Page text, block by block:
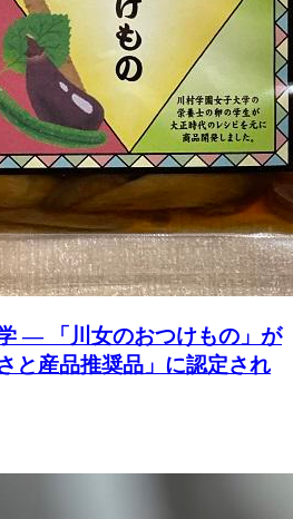
— 「川女のおつけもの」が
と産品推奨品」に認定され